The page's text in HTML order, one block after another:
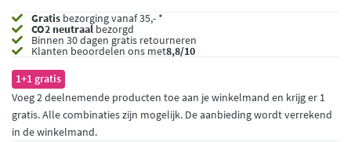
Gratis bezorging vanaf 35,- *
CO2 neutraalbezorgd
Binnen 30 dagen gratis retourneren
Klanten beoordelen ons met8,8/10
1+1 gratis
Voeg 2 deelnemende producten toe aan je winkelmand en krijg er 1
gratis. Alle combinaties zijn mogelijk. De aanbieding wordt verrekend
in de winkelmand.